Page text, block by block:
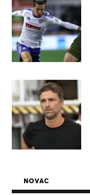
NOVAC